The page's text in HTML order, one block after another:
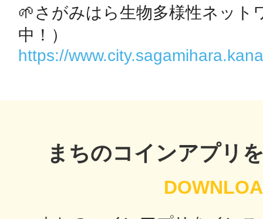
🌱さがみはら生物多様性ネット
https://
まちのコインアプリ
多度津
八尾